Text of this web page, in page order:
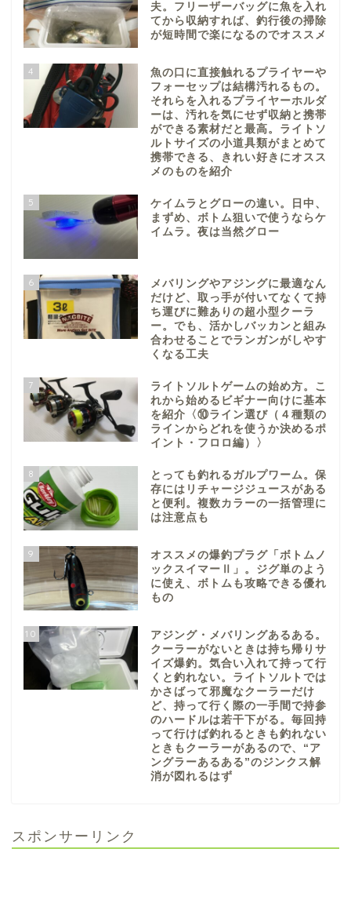
夫。フリーザーバッグに魚を入れ
てから収納すれば、釣行後の掃除
が短時間で楽になるのでオススメ
4
魚の口に直接触れるプライヤーや
フォーセップは結構汚れるもの。
それらを入れるプライヤーホルダ
ーは、汚れを気にせず収納と携帯
ができる素材だと最高。ライトソ
ルトサイズの小道具類がまとめて
携帯できる、きれい好きにオスス
メのものを紹介
5
ケイムラとグローの違い。日中、
まずめ、ボトム狙いで使うならケ
イムラ。夜は当然グロー
6
メバリングやアジングに最適なん
だけど、取っ手が付いてなくて持
ち運びに難ありの超小型クーラ
ー。でも、活かしバッカンと組み
合わせることでランガンがしやす
くなる工夫
7
ライトソルトゲームの始め方。こ
れから始めるビギナー向けに基本
を紹介〈⑩ライン選び（４種類の
ラインからどれを使うか決めるポ
イント・フロロ編）〉
8
とっても釣れるガルプワーム。保
存にはリチャージジュースがある
と便利。複数カラーの一括管理に
は注意点も
9
オススメの爆釣プラグ「ボトムノ
ックスイマーⅡ」。ジグ単のよう
に使え、ボトムも攻略できる優れ
もの
10
アジング・メバリングあるある。
クーラーがないときは持ち帰りサ
イズ爆釣。気合い入れて持って行
くと釣れない。ライトソルトでは
かさばって邪魔なクーラーだけ
ど、持って行く際の一手間で持参
のハードルは若干下がる。毎回持
って行けば釣れるときも釣れない
ときもクーラーがあるので、“ア
ングラーあるある”のジンクス解
消が図れるはず
スポンサーリンク